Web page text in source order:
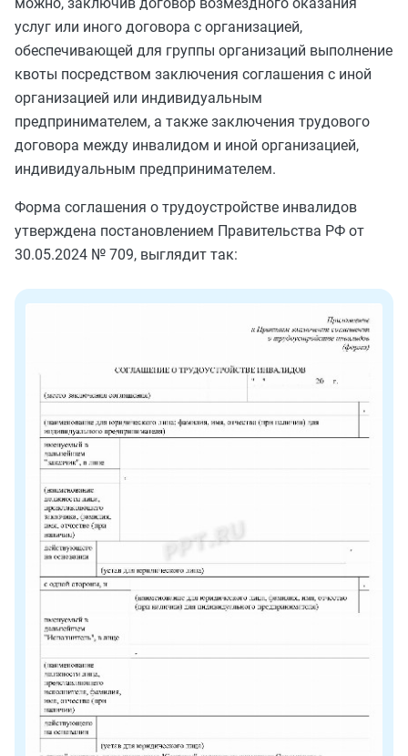
услуг или иного договора с организацией,
обеспечивающей для группы организаций выполнение
квоты посредством заключения соглашения с иной
организацией или индивидуальным
предпринимателем, а также заключения трудового
договора между инвалидом и иной организацией,
индивидуальным предпринимателем.
Форма соглашения о трудоустройстве инвалидов
утверждена постановлением Правительства РФ от
30.05.2024 № 709, выглядит так: